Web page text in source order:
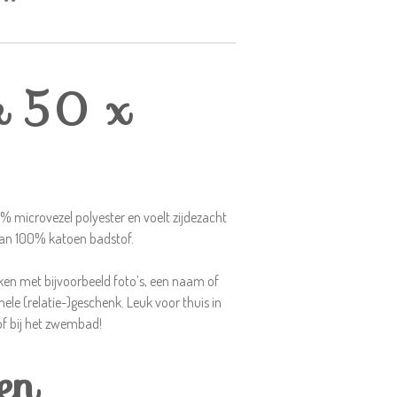
50 x
microvezel polyester en voelt zijdezacht
100% katoen badstof.
met bijvoorbeeld foto’s, een naam of
(relatie-)geschenk. Leuk voor thuis in
bij het zwembad!